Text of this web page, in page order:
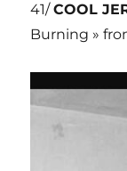
41/COOL
Burning »